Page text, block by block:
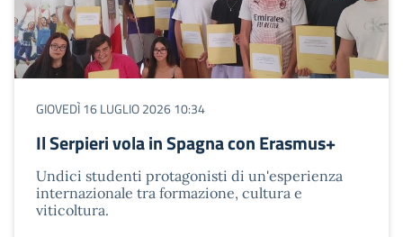
GIOVEDÌ 16 LUGLIO 2026 10:34
Il Serpieri vola in Spagna con Erasmus+
Undici studenti protagonisti di un'esperienza
internazionale tra formazione, cultura e
viticoltura.